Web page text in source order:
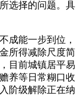
选择的问题。具
成能一步到位，
所得减除尺度简
目前城镇居平易
养等日常糊口收
阶级解除正在纳